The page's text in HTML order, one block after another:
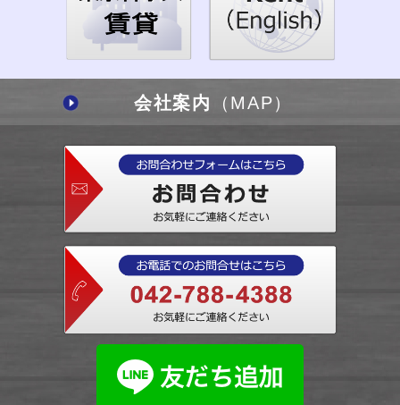
会社案内 （MAP）